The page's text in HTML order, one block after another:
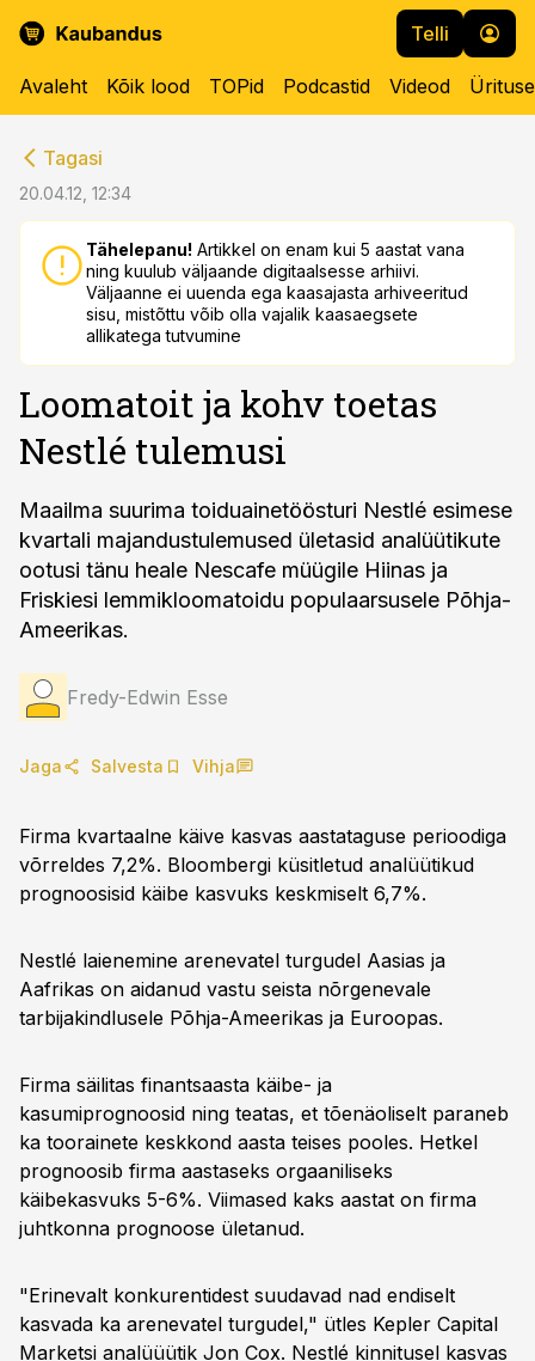
Telli
Avaleht Kõik lood TOPid Podcastid Videod
Tagasi
20.04.12, 12:34
Tähelepanu! Artikkel on enam kui 5 aastat vana
ning kuulub väljaande digitaalsesse arhiivi.
Väljaanne ei uuenda ega kaasajasta arhiveeritud
sisu, mistõttu võib olla vajalik kaasaegsete
allikatega tutvumine
Loomatoit ja kohv toetas
Nestlé tulemusi
Maailma suurima toiduainetöösturi Nestlé esimese
kvartali majandustulemused ületasid analüütikute
ootusi tänu heale Nescafe müügile Hiinas ja
Friskiesi lemmikloomatoidu populaarsusele Põhja-
Ameerikas.
Fredy-Edwin Esse
Jaga Salvesta Vihja
Firma kvartaalne käive kasvas aastataguse perioodiga
võrreldes 7,2%. Bloombergi küsitletud analüütikud
prognoosisid käibe kasvuks keskmiselt 6,7%.
Nestlé laienemine arenevatel turgudel Aasias ja
Aafrikas on aidanud vastu seista nõrgenevale
tarbijakindlusele Põhja-Ameerikas ja Euroopas.
Firma säilitas finantsaasta käibe- ja
kasumiprognoosid ning teatas, et tõenäoliselt paraneb
ka toorainete keskkond aasta teises pooles. Hetkel
prognoosib firma aastaseks orgaaniliseks
käibekasvuks 5-6%. Viimased kaks aastat on firma
juhtkonna prognoose ületanud.
"Erinevalt konkurentidest suudavad nad endiselt
kasvada ka arenevatel turgudel," ütles Kepler Capital
Marketsi analüüütik Jon Cox. Nestlé kinnitusel kasvas